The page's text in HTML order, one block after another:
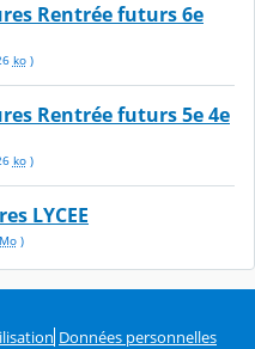
Rentrée futurs 6e
ko)
Rentrée futurs 5e 4e
ko)
LYCEE
Mo)
Données personnelles